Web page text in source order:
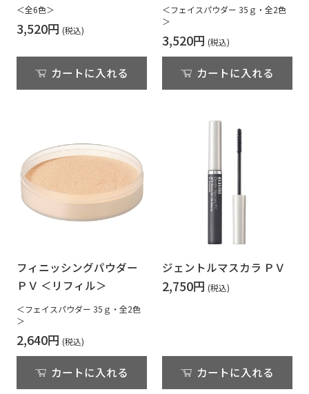
＜全6色＞
3,520円
カートに入れる
＜フェイスパウダー 35ｇ・全2色
＞
3,520円
カートに入れる
フィニッシングパウダー
ＰＶ ＜リフィル＞
＜フェイスパウダー 35ｇ・全2色
＞
2,640円
カートに入れる
ジェントルマスカラ ＰＶ
2,750円
カートに入れる